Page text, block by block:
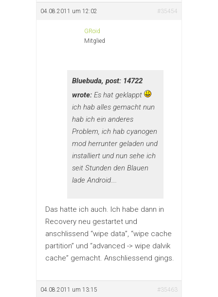
04.08.2011 um 12:02 #35454
GRoid
Mitglied
Bluebuda, post: 14722
wrote: Es hat geklappt
ich hab alles gemacht nun
hab ich ein anderes
Problem, ich hab cyanogen
mod herrunter geladen und
installiert und nun sehe ich
seit Stunden den Blauen
lade Android….
Das hatte ich auch. Ich habe dann in
Recovery neu gestartet und
anschlissend “wipe data”, “wipe cache
partition” und “advanced -> wipe dalvik
cache” gemacht. Anschliessend gings.
04.08.2011 um 13:15 #35463